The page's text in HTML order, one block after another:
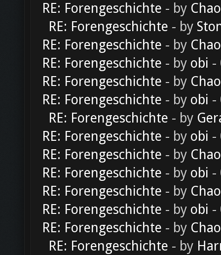
RE: Forengeschichte - by
RE: Forengeschichte - by
RE: Forengeschichte - by
RE: Forengeschichte - by obi -
RE: Forengeschichte - by
RE: Forengeschichte - by obi -
RE: Forengeschichte - by
RE: Forengeschichte - by obi -
RE: Forengeschichte - by
RE: Forengeschichte - by obi -
RE: Forengeschichte - by
RE: Forengeschichte - by obi -
RE: Forengeschichte - by
RE: Forengeschichte - by